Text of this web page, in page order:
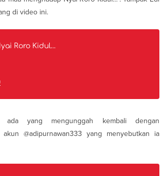
di video ini.
Roro Kidul…
yang mengunggah kembali dengan
@adipurnawan333 yang menyebutkan ia